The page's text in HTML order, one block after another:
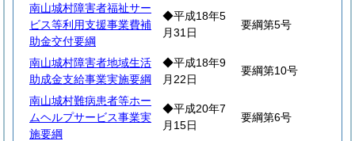
南山城村障害者福祉サー
ビス等利用支援事業費補
助金交付要綱
◆平成18年5
月31日
要綱第5号
南山城村障害者地域生活
助成金支給事業実施要綱
◆平成18年9
月22日
要綱第10号
南山城村難病患者等ホー
ムヘルプサービス事業実
施要綱
◆平成20年7
月15日
要綱第6号